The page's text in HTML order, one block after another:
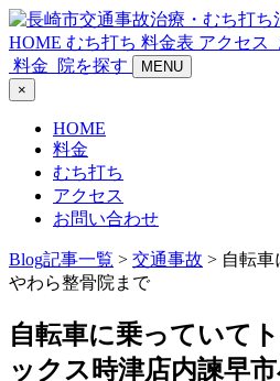
HOME むち打ち 料金表 アクセス
料金
院を探す
MENU
×
HOME
料金
むち打ち
アクセス
お問い合わせ
Blog記事一覧 > 交通事故 > 自転車
やわら整骨院まで
自転車に乗っていて
ックス時津店内諫早